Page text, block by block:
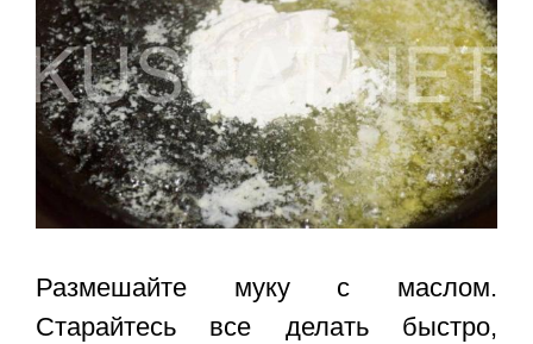
Размешайте муку с маслом.
Старайтесь все делать быстро,